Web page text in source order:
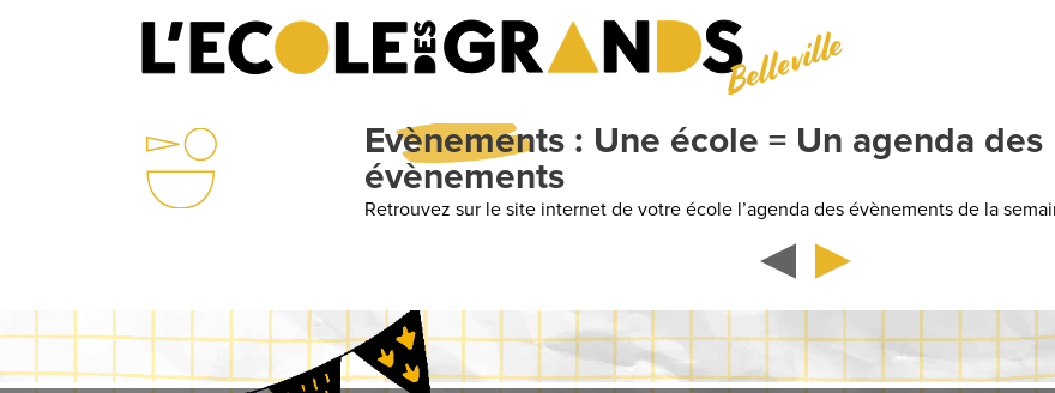
Belleville
= Un agenda des
école l’agenda des évènements de la semaine